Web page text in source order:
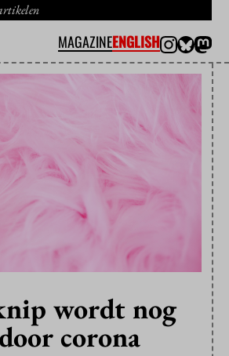
MAGAZINEENGLISH
wordt nog
corona